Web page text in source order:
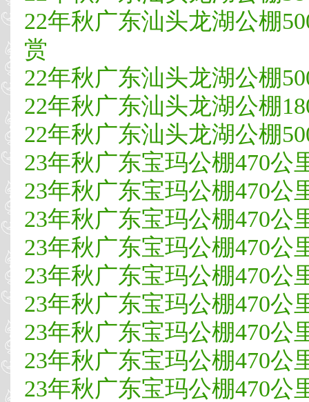
22年秋广东汕头龙湖公棚
赏
22年秋广东汕头龙湖公棚
22年秋广东汕头龙湖公棚
22年秋广东汕头龙湖公棚
23年秋广东宝玛公棚470公
23年秋广东宝玛公棚470公
23年秋广东宝玛公棚470公
23年秋广东宝玛公棚470公
23年秋广东宝玛公棚470公
23年秋广东宝玛公棚470公
23年秋广东宝玛公棚470公
23年秋广东宝玛公棚470公
23年秋广东宝玛公棚470公